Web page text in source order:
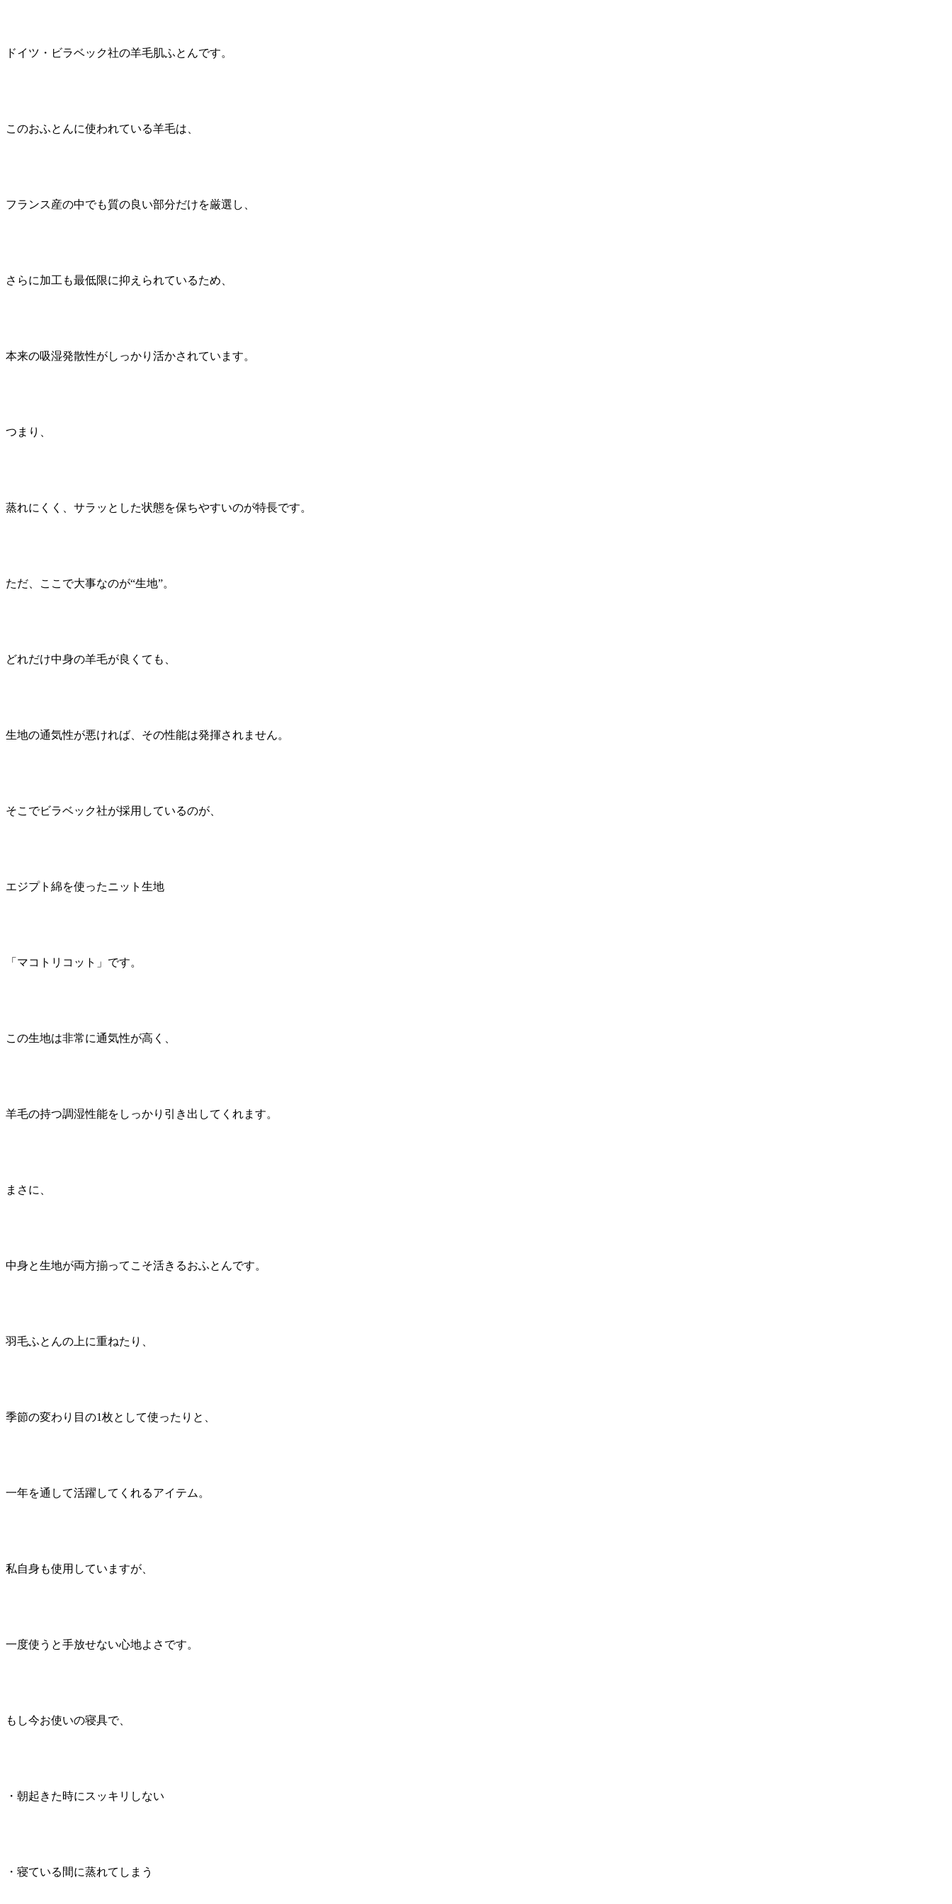
ドイツ・ビラベック社の羊毛肌ふとんです。
このおふとんに使われている羊毛は、
フランス産の中でも質の良い部分だけを厳選し、
さらに加工も最低限に抑えられているため、
本来の吸湿発散性がしっかり活かされています。
つまり、
蒸れにくく、サラッとした状態を保ちやすいのが特長です。
ただ、ここで大事なのが“生地”。
どれだけ中身の羊毛が良くても、
生地の通気性が悪ければ、その性能は発揮されません。
そこでビラベック社が採用しているのが、
エジプト綿を使ったニット生地
「マコトリコット」です。
この生地は非常に通気性が高く、
羊毛の持つ調湿性能をしっかり引き出してくれます。
まさに、
中身と生地が両方揃ってこそ活きるおふとんです。
羽毛ふとんの上に重ねたり、
季節の変わり目の1枚として使ったりと、
一年を通して活躍してくれるアイテム。
私自身も使用していますが、
一度使うと手放せない心地よさです。
もし今お使いの寝具で、
・朝起きた時にスッキリしない
・寝ている間に蒸れてしまう